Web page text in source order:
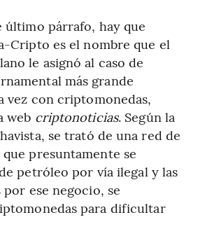
último párrafo, hay que
Cripto es el nombre que el
le asignó al caso de
más grande
vez con criptomonedas,
web criptonoticias. Según la
se trató de una red de
presuntamente se
petróleo por vía ilegal y las
ese negocio, se
para dificultar